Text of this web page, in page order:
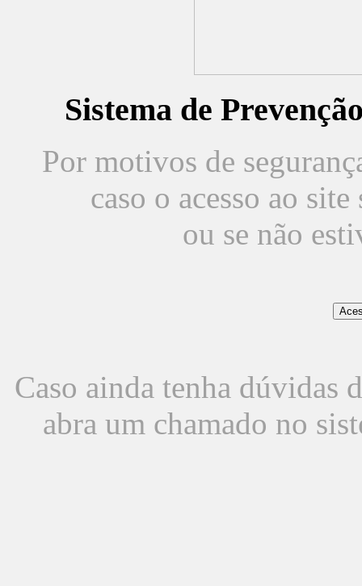
Sistema de
Por motivos de
caso o acesso ao
ou se não
Caso ainda tenha dúvidas
abra um chamado no